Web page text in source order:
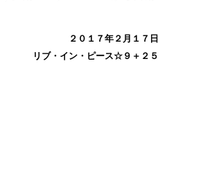
２０１７年２月１７日
リブ・イン・ピース☆９＋２５